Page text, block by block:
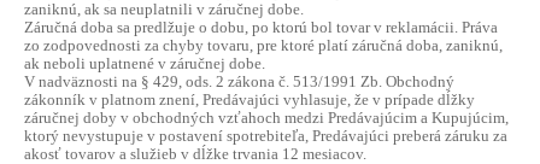
zaniknú, ak sa neuplatnili v záručnej dobe.
Záručná doba sa predlžuje o dobu, po ktorú bol tovar v reklamácii. Práva
zo zodpovednosti za chyby tovaru, pre ktoré platí záručná doba, zaniknú,
ak neboli uplatnené v záručnej dobe.
V nadväznosti na § 429, ods. 2 zákona č. 513/1991 Zb. Obchodný
zákonník v platnom znení, Predávajúci vyhlasuje, že v prípade dĺžky
záručnej doby v obchodných vzťahoch medzi Predávajúcim a Kupujúcim,
ktorý nevystupuje v postavení spotrebiteľa, Predávajúci preberá záruku za
akosť tovarov a služieb v dĺžke trvania 12 mesiacov.